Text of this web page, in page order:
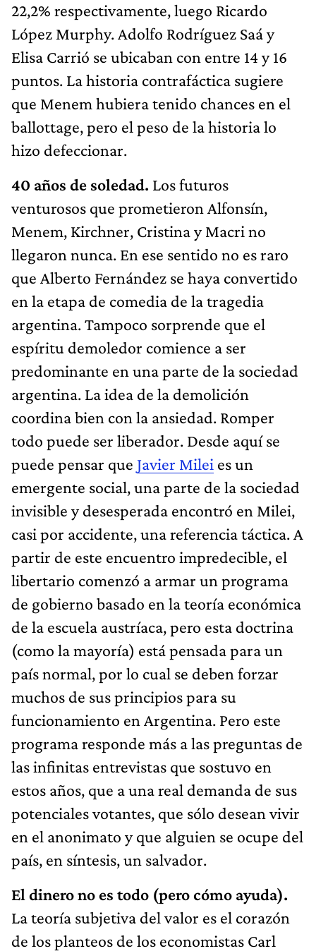
22,2% respectivamente, luego Ricardo
López Murphy. Adolfo Rodríguez Saá y
Elisa Carrió se ubicaban con entre 14 y 16
puntos. La historia contrafáctica sugiere
que Menem hubiera tenido chances en el
ballottage, pero el peso de la historia lo
hizo defeccionar.
40 años de soledad. Los futuros
venturosos que prometieron Alfonsín,
Menem, Kirchner, Cristina y Macri no
llegaron nunca. En ese sentido no es raro
que Alberto Fernández se haya convertido
en la etapa de comedia de la tragedia
argentina. Tampoco sorprende que el
espíritu demoledor comience a ser
predominante en una parte de la sociedad
argentina. La idea de la demolición
coordina bien con la ansiedad. Romper
todo puede ser liberador. Desde aquí se
puede pensar que Javier Milei es un
emergente social, una parte de la sociedad
invisible y desesperada encontró en Milei,
casi por accidente, una referencia táctica. A
partir de este encuentro impredecible, el
libertario comenzó a armar un programa
de gobierno basado en la teoría económica
de la escuela austríaca, pero esta doctrina
(como la mayoría) está pensada para un
país normal, por lo cual se deben forzar
muchos de sus principios para su
funcionamiento en Argentina. Pero este
programa responde más a las preguntas de
las infinitas entrevistas que sostuvo en
estos años, que a una real demanda de sus
potenciales votantes, que sólo desean vivir
en el anonimato y que alguien se ocupe del
país, en síntesis, un salvador.
El dinero no es todo (pero cómo ayuda).
La teoría subjetiva del valor es el corazón
de los planteos de los economistas Carl